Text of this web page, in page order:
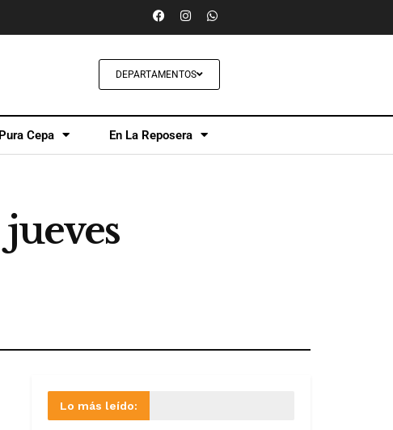
DEPARTAMENTOS
Cepa En La Reposera
Lo más leído: